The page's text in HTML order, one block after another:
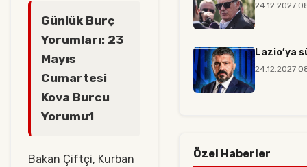
Günlük Burç
Yorumları: 23
Mayıs
Cumartesi
Kova Burcu
Yorumu1
Bakan Çiftçi, Kurban
24.12.2027
Lazio’ya
24.12.2027
Özel Haberler